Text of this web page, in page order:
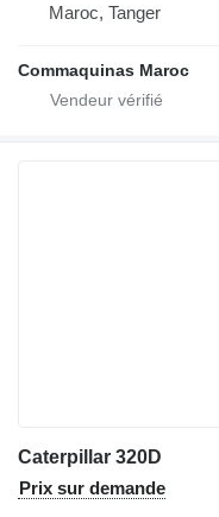
Maroc, Tanger
Commaquinas Maroc
Caterpillar 320D
Prix sur demande